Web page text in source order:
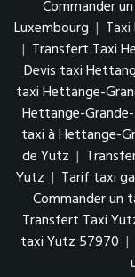
Commander
Luxembourg |
| Transfert Taxi
Devis taxi
taxi Hettange-
Hettange-
taxi à Hettange-
de Yutz |
Yutz | Tarif taxi
Commander un
Transfert Taxi
taxi Yutz 57970 |